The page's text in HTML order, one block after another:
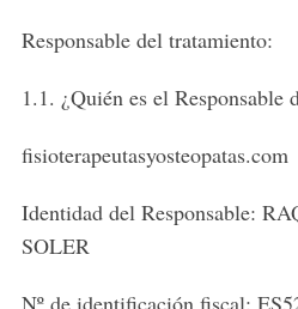
Responsable del tratamiento:
1.1. ¿Quién es el Responsable
fisioterapeutasyosteopatas.com
Identidad del Responsable:
SOLER
Nº de identificación fiscal: